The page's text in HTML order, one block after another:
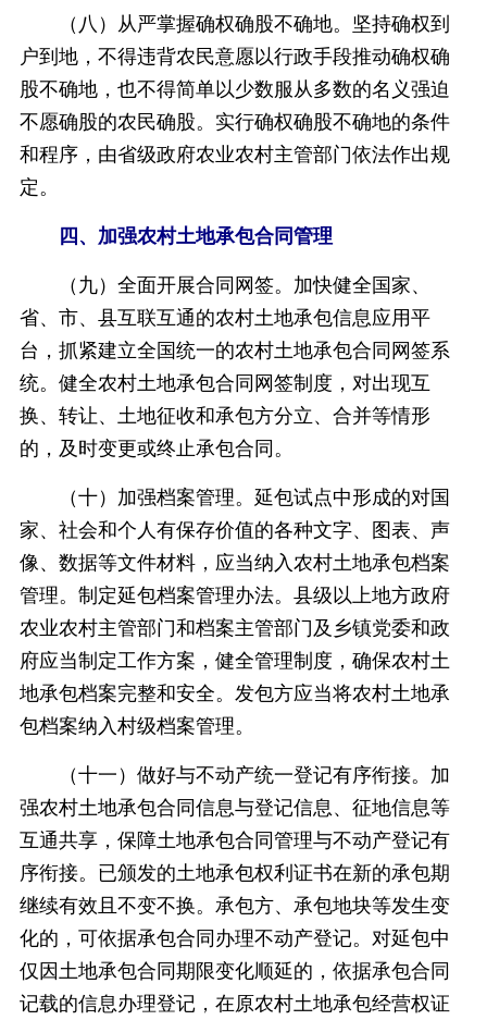
（八）从严掌握确权确股不确地。坚持确权到
户到地，不得违背农民意愿以行政手段推动确权确
股不确地，也不得简单以少数服从多数的名义强迫
不愿确股的农民确股。实行确权确股不确地的条件
和程序，由省级政府农业农村主管部门依法作出规
定。
四、加强农村土地承包合同管理
（九）全面开展合同网签。加快健全国家、
省、市、县互联互通的农村土地承包信息应用平
台，抓紧建立全国统一的农村土地承包合同网签系
统。健全农村土地承包合同网签制度，对出现互
换、转让、土地征收和承包方分立、合并等情形
的，及时变更或终止承包合同。
（十）加强档案管理。延包试点中形成的对国
家、社会和个人有保存价值的各种文字、图表、声
像、数据等文件材料，应当纳入农村土地承包档案
管理。制定延包档案管理办法。县级以上地方政府
农业农村主管部门和档案主管部门及乡镇党委和政
府应当制定工作方案，健全管理制度，确保农村土
地承包档案完整和安全。发包方应当将农村土地承
包档案纳入村级档案管理。
（十一）做好与不动产统一登记有序衔接。加
强农村土地承包合同信息与登记信息、征地信息等
互通共享，保障土地承包合同管理与不动产登记有
序衔接。已颁发的土地承包权利证书在新的承包期
继续有效且不变不换。承包方、承包地块等发生变
化的，可依据承包合同办理不动产登记。对延包中
仅因土地承包合同期限变化顺延的，依据承包合同
记载的信息办理登记，在原农村土地承包经营权证